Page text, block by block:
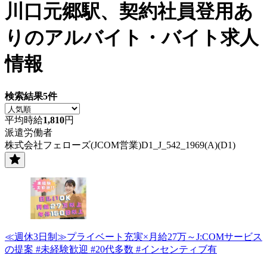
川口元郷駅、契約社員登用あ
り のアルバイト・バイト求人
情報
検索結果5件
平均時給1,810円
派遣労働者
株式会社フェローズ(JCOM営業)D1_J_542_1969(A)(D1)
≪週休3日制≫プライベート充実×月給27万～J:COMサービス
の提案 #未経験歓迎 #20代多数 #インセンティブ有